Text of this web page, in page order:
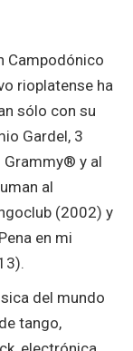
Campodónico
rioplatense ha
sólo con su
Gardel, 3
Grammy® y al
al
(2002) y
en mi
del mundo
tango,